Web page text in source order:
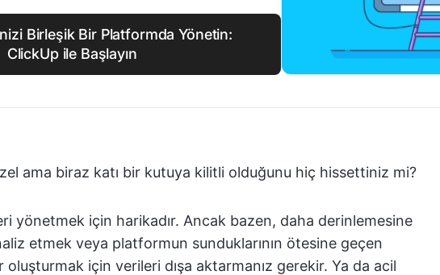
Birleşik Bir Platformda Yönetin:
ClickUp ile Başlayın
ama biraz katı bir kutuya kilitli olduğunu hiç hissettiniz mi?
yönetmek için harikadır. Ancak bazen, daha derinlemesine
etmek veya platformun sunduklarının ötesine geçen
için verileri dışa aktarmanız gerekir. Ya da acil